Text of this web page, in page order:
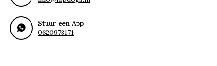
Stuur een App
0620973171